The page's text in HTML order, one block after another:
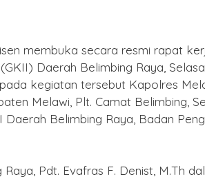
membuka secara resmi rapat
Daerah Belimbing Raya,
kegiatan tersebut Kapolres
Melawi, Plt. Camat Belimbing,
Belimbing Raya, Badan
Pdt. Evafras F. Denist, M.Th